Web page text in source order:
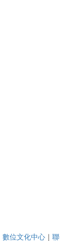
數位文化中心｜ 聯